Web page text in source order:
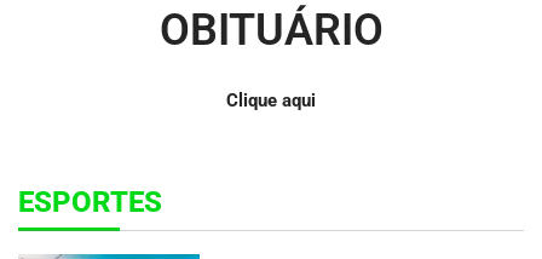
OBITUÁRIO
Clique aqui
ESPORTES